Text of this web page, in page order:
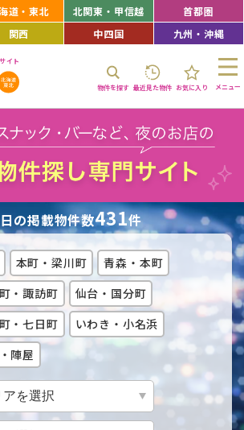
道・東北 北関東・甲信越
首都圏
関西 中四国 九州・沖縄
イト
物件を探す 最近見た物件 お気に入り メニュー
の掲載物件数431件
本町・梁川町
青森・本町
・諏訪町
仙台・国分町
・七日町
いわき・小名浜
陣屋